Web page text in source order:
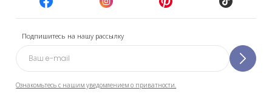
Подпишитесь на нашу рассылку
Ознакомьтесь с нашим уведомлением о приватности.